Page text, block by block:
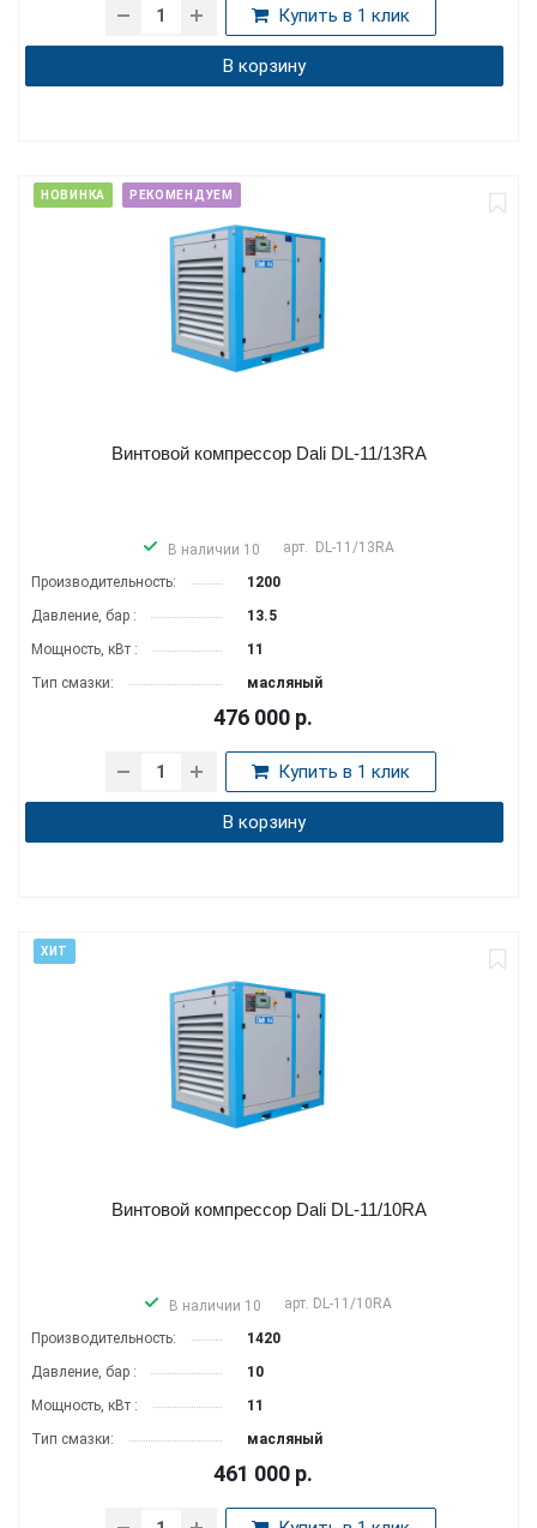
Купить в 1 клик
В корзину
НОВИНКА РЕКОМЕНДУЕМ
Винтовой компрессор Dali DL-11/13RA
В наличии 10 арт. DL-11/13RA
Производитель­ность:
1200
Давление, бар :
13.5
Мощность, кВт :
11
Тип смазки:
масляный
476 000 р.
Купить в 1 клик
В корзину
ХИТ
Винтовой компрессор Dali DL-11/10RA
В наличии 10 арт. DL-11/10RA
Производитель­ность:
1420
Давление, бар :
10
Мощность, кВт :
11
Тип смазки:
масляный
461 000 р.